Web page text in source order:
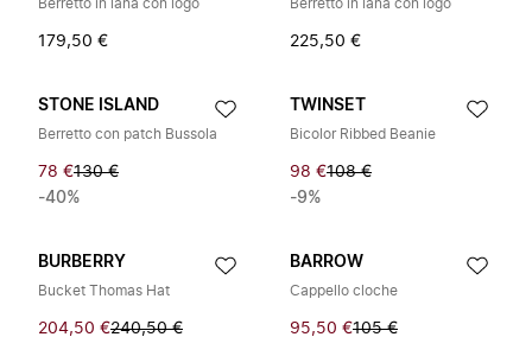
Berretto in lana con logo
179,50 €
Berretto in lana con logo
225,50 €
STONE ISLAND
Berretto con patch Bussola
78 €130 €
-40%
TWINSET
Bicolor Ribbed Beanie
98 €108 €
-9%
BURBERRY
Bucket Thomas Hat
204,50 €240,50 €
BARROW
Cappello cloche
95,50 €105 €